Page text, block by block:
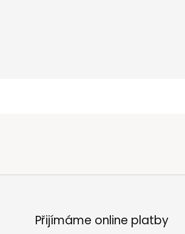
Přijímáme online platby